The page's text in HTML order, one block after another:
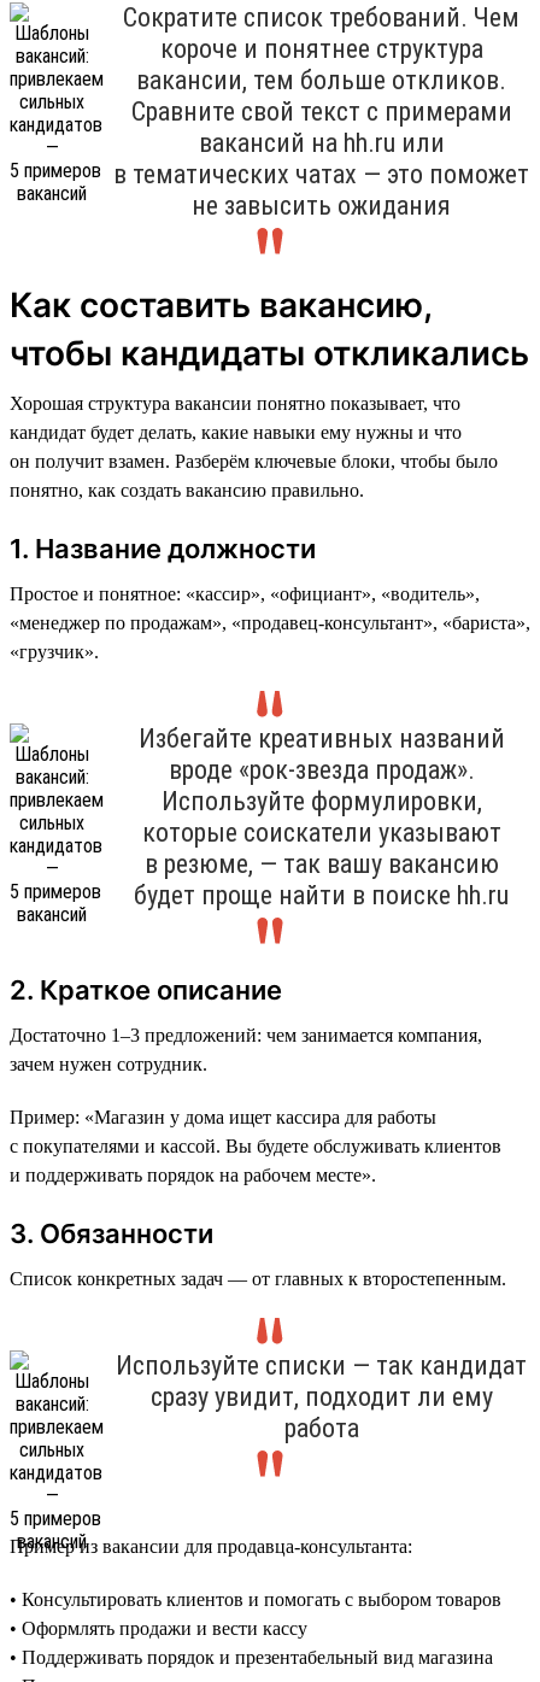
Сократите список требований. Чем
короче и понятнее структура
вакансии, тем больше откликов.
Сравните свой текст с примерами
вакансий на hh.ru или
в тематических чатах — это поможет
не завысить ожидания
Как составить вакансию,
чтобы кандидаты откликались
Хорошая структура вакансии понятно показывает, что
кандидат будет делать, какие навыки ему нужны и что
он получит взамен. Разберём ключевые блоки, чтобы было
понятно, как создать вакансию правильно.
1. Название должности
Простое и понятное: «кассир», «официант», «водитель»,
«менеджер по продажам», «продавец-консультант», «бариста»,
«грузчик».
Избегайте креативных названий
вроде «рок-звезда продаж».
Используйте формулировки,
которые соискатели указывают
в резюме, — так вашу вакансию
будет проще найти в поиске hh.ru
2. Краткое описание
Достаточно 1–3 предложений: чем занимается компания,
зачем нужен сотрудник.
Пример: «Магазин у дома ищет кассира для работы
с покупателями и кассой. Вы будете обслуживать клиентов
и поддерживать порядок на рабочем месте».
3. Обязанности
Список конкретных задач — от главных к второстепенным.
Используйте списки — так кандидат
сразу увидит, подходит ли ему
работа
Пример из вакансии для продавца-консультанта:
• Консультировать клиентов и помогать с выбором товаров
• Оформлять продажи и вести кассу
• Поддерживать порядок и презентабельный вид магазина